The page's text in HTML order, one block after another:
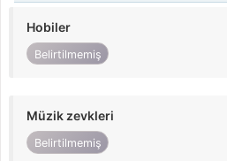
Hobiler
Belirtilmemiş
Müzik zevkleri
Belirtilmemiş